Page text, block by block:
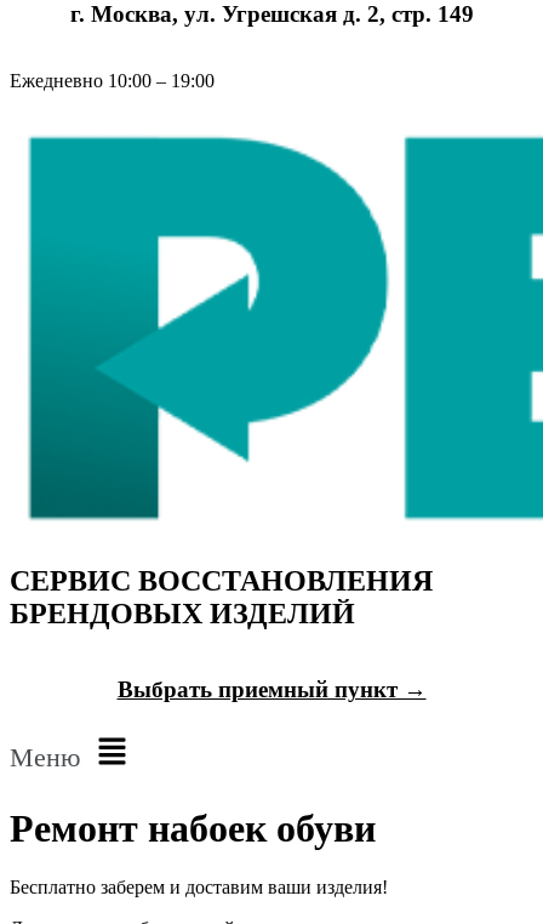
г. Москва, ул. Угрешская д. 2, стр. 149
Ежедневно 10:00 – 19:00
СЕРВИС ВОССТАНОВЛЕНИЯ
БРЕНДОВЫХ ИЗДЕЛИЙ
Выбрать приемный пункт →
Меню
Ремонт набоек обуви
Бесплатно заберем и доставим ваши изделия!